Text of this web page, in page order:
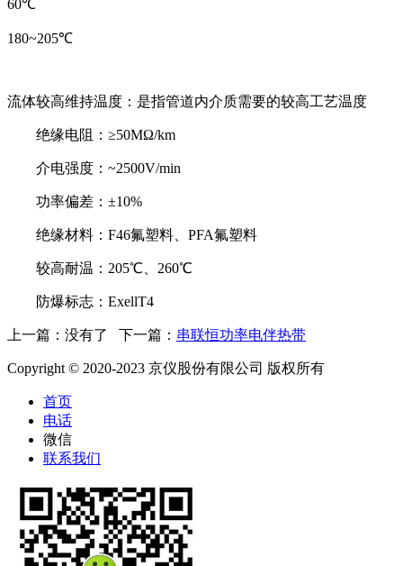
60℃
180~205℃
流体较高维持温度：是指管道内介质需要的较高工艺温度
绝缘电阻：≥50MΩ/km
介电强度：~2500V/min
功率偏差：±10%
绝缘材料：F46氟塑料、PFA氟塑料
较高耐温：205℃、260℃
防爆标志：ExellT4
上一篇：没有了 下一篇： 串联恒功率电伴热带
Copyright © 2020-2023 京仪股份有限公司 版权所有
首页
电话
微信
联系我们